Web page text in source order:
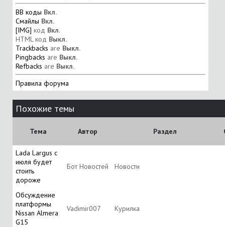
BB коды Вкл.
Смайлы Вкл.
[IMG] код Вкл.
HTML код Выкл.
Trackbacks are Выкл.
Pingbacks are Выкл.
Refbacks are Выкл.
Правила форума
Похожие темы
Тема Автор Раздел
Lada Largus с
июля будет
стоить
дороже
Бот Новостей Новости
Обсуждение
платформы
Nissan Almera
G15
Vadimir007 Курилка